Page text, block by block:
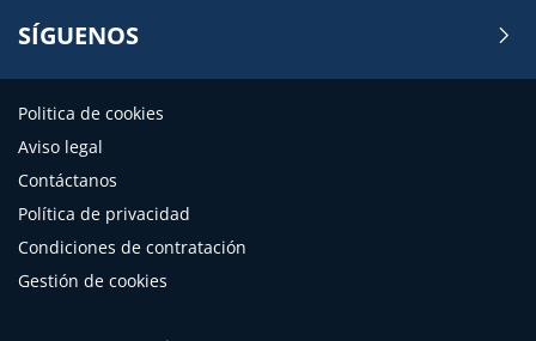
SÍGUENOS
Politica de cookies
Aviso legal
Contáctanos
Política de privacidad
Condiciones de contratación
Gestión de cookies